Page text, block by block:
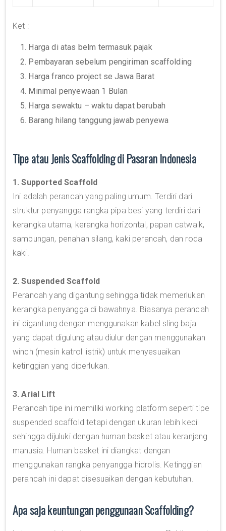
Ket :
1. Harga di atas belm termasuk pajak
2. Pembayaran sebelum pengiriman scaffolding
3. Harga franco project se Jawa Barat
4. Minimal penyewaan 1 Bulan
5. Harga sewaktu – waktu dapat berubah
6. Barang hilang tanggung jawab penyewa
Tipe atau Jenis Scaffolding di Pasaran Indonesia
1. Supported Scaffold
Ini adalah perancah yang paling umum. Terdiri dari
struktur penyangga rangka pipa besi yang terdiri dari
kerangka utama, kerangka horizontal, papan catwalk,
sambungan, penahan silang, kaki perancah, dan roda
kaki.
2. Suspended Scaffold
Perancah yang digantung sehingga tidak memerlukan
kerangka penyangga di bawahnya. Biasanya perancah
ini digantung dengan menggunakan kabel sling baja
yang dapat digulung atau diulur dengan menggunakan
winch (mesin katrol listrik) untuk menyesuaikan
ketinggian yang diperlukan.
3. Arial Lift
Perancah tipe ini memiliki working platform seperti tipe
suspended scaffold tetapi dengan ukuran lebih kecil
sehingga dijuluki dengan human basket atau keranjang
manusia. Human basket ini diangkat dengan
menggunakan rangka penyangga hidrolis. Ketinggian
perancah ini dapat disesuaikan dengan kebutuhan.
Apa saja keuntungan penggunaan Scaffolding?